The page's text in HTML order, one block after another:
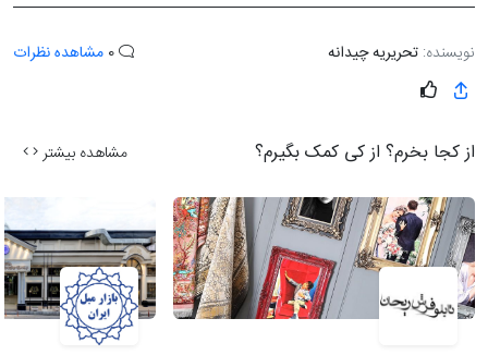
نویسنده: تحریریه چیدانه مشاهده نظرات
از کجا بخرم؟ از کی کمک بگیرم؟ مشاهده بیشتر